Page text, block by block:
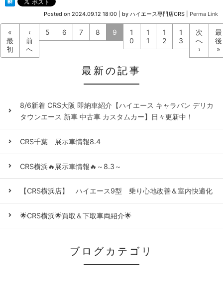
Posted on 2024.09.12 18:00 by ハイエース専門店CRS Perma Link
«
最
初
‹
前
へ
5 6 7 8 9
1
0
1
1
1
2
1
3
次
へ
›
最
後
»
最新の記事
8/6新着 CRS大阪 即納車紹介【ハイエース キャラバン デリカ
タウンエース 新車 中古車 カスタムカー】日々更新中！
CRS千葉 展示車情報8.4
CRS横浜🔥展示車情報🔥～8.3～
【CRS横浜店】 ハイエース9型 乗り心地改善＆室内快適化
🌟CRS横浜🌟買取＆下取車両紹介🌟
ブログカテゴリ